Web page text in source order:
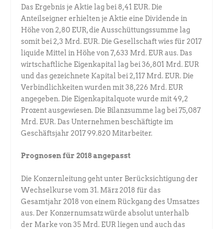
Das Ergebnis je Aktie lag bei 8,41 EUR. Die
Anteilseigner erhielten je Aktie eine Dividende in
Höhe von 2,80 EUR, die Ausschüttungssumme lag
somit bei 2,3 Mrd. EUR. Die Gesellschaft wies für 2017
liquide Mittel in Höhe von 7,633 Mrd. EUR aus. Das
wirtschaftliche Eigenkapital lag bei 36,801 Mrd. EUR
und das gezeichnete Kapital bei 2,117 Mrd. EUR. Die
Verbindlichkeiten wurden mit 38,226 Mrd. EUR
angegeben. Die Eigenkapitalquote wurde mit 49,2
Prozent ausgewiesen. Die Bilanzsumme lag bei 75,087
Mrd. EUR. Das Unternehmen beschäftigte im
Geschäftsjahr 2017 99.820 Mitarbeiter.
Prognosen für 2018 angepasst
Die Konzernleitung geht unter Berücksichtigung der
Wechselkurse vom 31. März 2018 für das
Gesamtjahr 2018 von einem Rückgang des Umsatzes
aus. Der Konzernumsatz würde absolut unterhalb
der Marke von 35 Mrd. EUR liegen und auch das